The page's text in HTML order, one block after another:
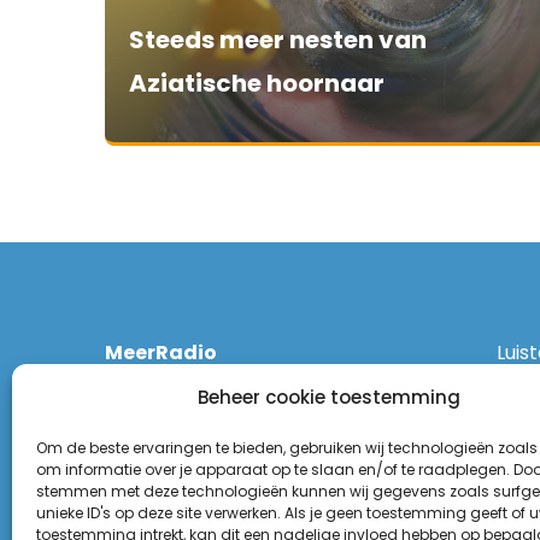
Beheer cookie toestemming
Om de beste ervaringen te bieden, gebruiken wij technologieën
om informatie over je apparaat op te slaan en/of te raadplegen.
stemmen met deze technologieën kunnen wij gegevens zoals
unieke ID's op deze site verwerken. Als je geen toestemming geeft of
toestemming intrekt, kan dit een nadelige invloed hebben op
Steeds meer nesten van
Aziatische hoornaar
MeerRadio
2131 CT Hoofddorp
(023) 55 55 900
Disclaimer